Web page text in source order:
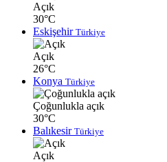
Açık
30°C
Eskişehir Türkiye
Açık
26°C
Konya Türkiye
Çoğunlukla açık
30°C
Balıkesir Türkiye
Açık